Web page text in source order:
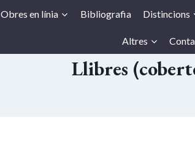
Obres en línia Bibliografia Distincions
Altres
Llibres